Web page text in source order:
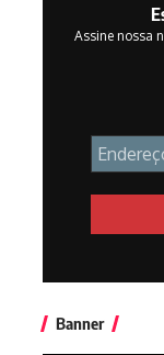
Assine nossa
Banner